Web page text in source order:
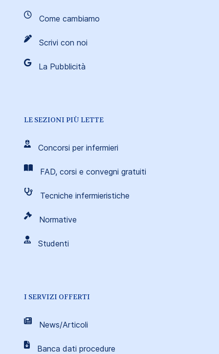
Come cambiamo
Scrivi con noi
La Pubblicità
LE SEZIONI PIÙ LETTE
Concorsi per infermieri
FAD, corsi e convegni gratuiti
Tecniche infermieristiche
Normative
Studenti
I SERVIZI OFFERTI
News/Articoli
Banca dati procedure